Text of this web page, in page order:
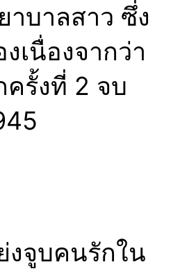
าบาลสาว ซึ่ง
เนื่องจากว่า
ครั้งที่ 2 จบ
งจูบคนรักใน